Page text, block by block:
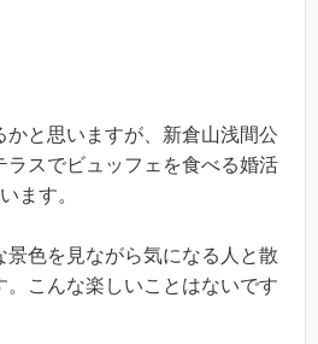
かと思いますが、新倉山浅間公
ラスでビュッフェを食べる婚活
ます。
景色を見ながら気になる人と散
。こんな楽しいことはないです